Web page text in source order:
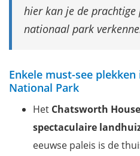
hier kan je de prachtige
nationaal park
Enkele must-see
National Park
Het Chatsworth House
spectaculaire
eeuwse paleis is de